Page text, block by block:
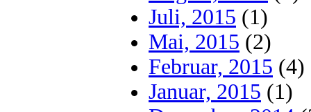
Juli, 2015 (1)
Mai, 2015 (2)
Februar, 2015 (4)
Januar, 2015 (1)